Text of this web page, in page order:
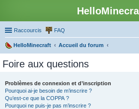
Raccourcis FAQ
HelloMinecraft
Accueil du forum
Foire aux questions
Problèmes de connexion et d’inscription
Pourquoi ai-je besoin de m’inscrire ?
Qu’est-ce que la COPPA ?
Pourquoi ne puis-je pas m’inscrire ?